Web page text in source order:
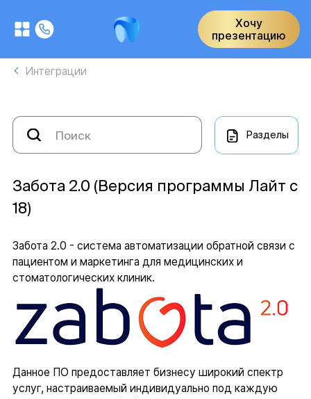
Хочу
презентацию
Интеграции
Разделы
Забота 2.0 (Версия программы Лайт с
18)
Забота 2.0 - система автоматизации обратной связи с
пациентом и маркетинга для медицинских и
стоматологических клиник.
Данное ПО предоставляет бизнесу широкий спектр
услуг, настраиваемый индивидуально под каждую